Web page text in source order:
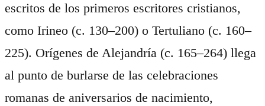
escritos de los primeros escritores cristianos,
como Irineo (c. 130–200) o Tertuliano (c. 160–
225). Orígenes de Alejandría (c. 165–264) llega
al punto de burlarse de las celebraciones
romanas de aniversarios de nacimiento,